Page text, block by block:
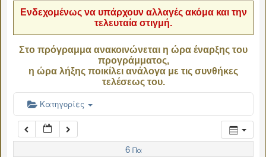
Ενδεχομένως να υπάρχουν αλλαγές ακόμα και την
τελευταία στιγμή.
Στο πρόγραμμα ανακοινώνεται η ώρα έναρξης του
προγράμματος,
η ώρα λήξης ποικίλει ανάλογα με τις συνθήκες
τελέσεως του.
Κατηγορίες
6 Πα
06:00
07:00